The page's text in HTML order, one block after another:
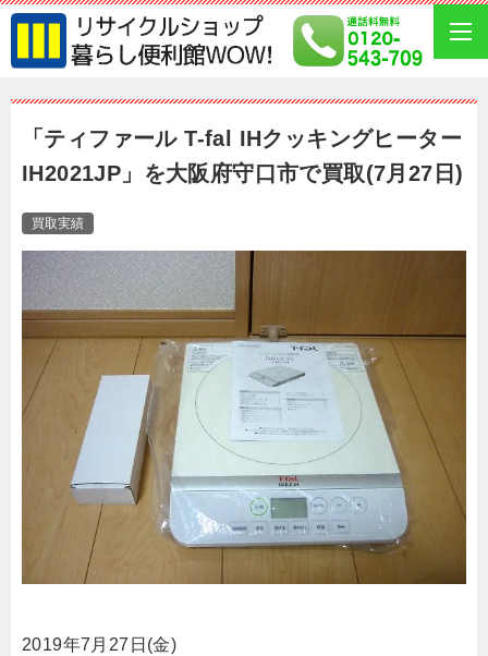
「ティファール T-fal IHクッキングヒーター
IH2021JP」を大阪府守口市で買取(7月27日)
買取実績
2019年7月27日(金)